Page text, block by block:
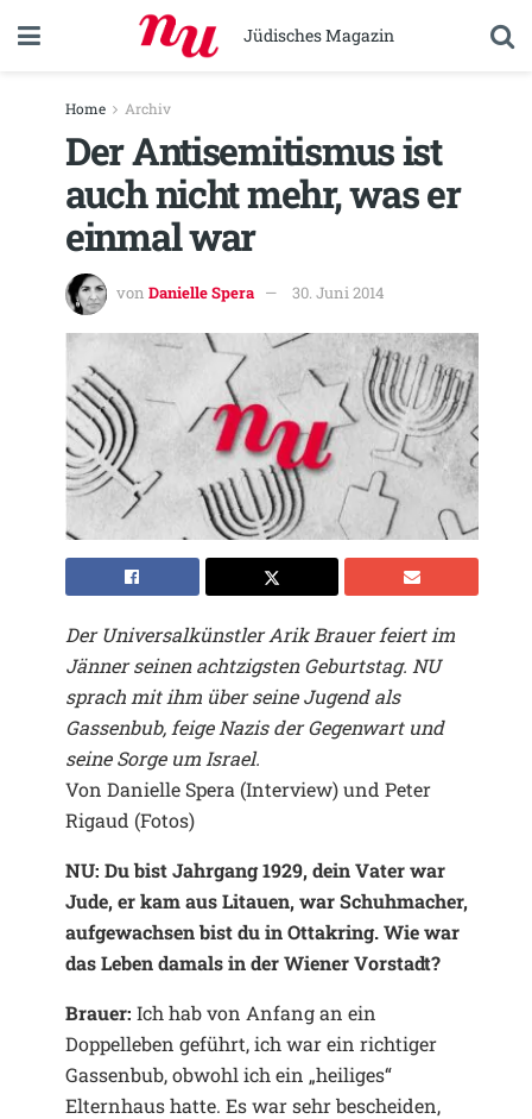
Jüdisches Magazin
Home Archiv
Der Antisemitismus ist
auch nicht mehr, was er
einmal war
von Danielle Spera 30. Juni 2014
Der Universalkünstler Arik Brauer feiert im
Jänner seinen achtzigsten Geburtstag. NU
sprach mit ihm über seine Jugend als
Gassenbub, feige Nazis der Gegenwart und
seine Sorge um Israel.
Von Danielle Spera (Interview) und Peter
Rigaud (Fotos)
NU: Du bist Jahrgang 1929, dein Vater war
Jude, er kam aus Litauen, war Schuhmacher,
aufgewachsen bist du in Ottakring. Wie war
das Leben damals in der Wiener Vorstadt?
Brauer: Ich hab von Anfang an ein
Doppelleben geführt, ich war ein richtiger
Gassenbub, obwohl ich ein „heiliges“
Elternhaus hatte. Es war sehr bescheiden,